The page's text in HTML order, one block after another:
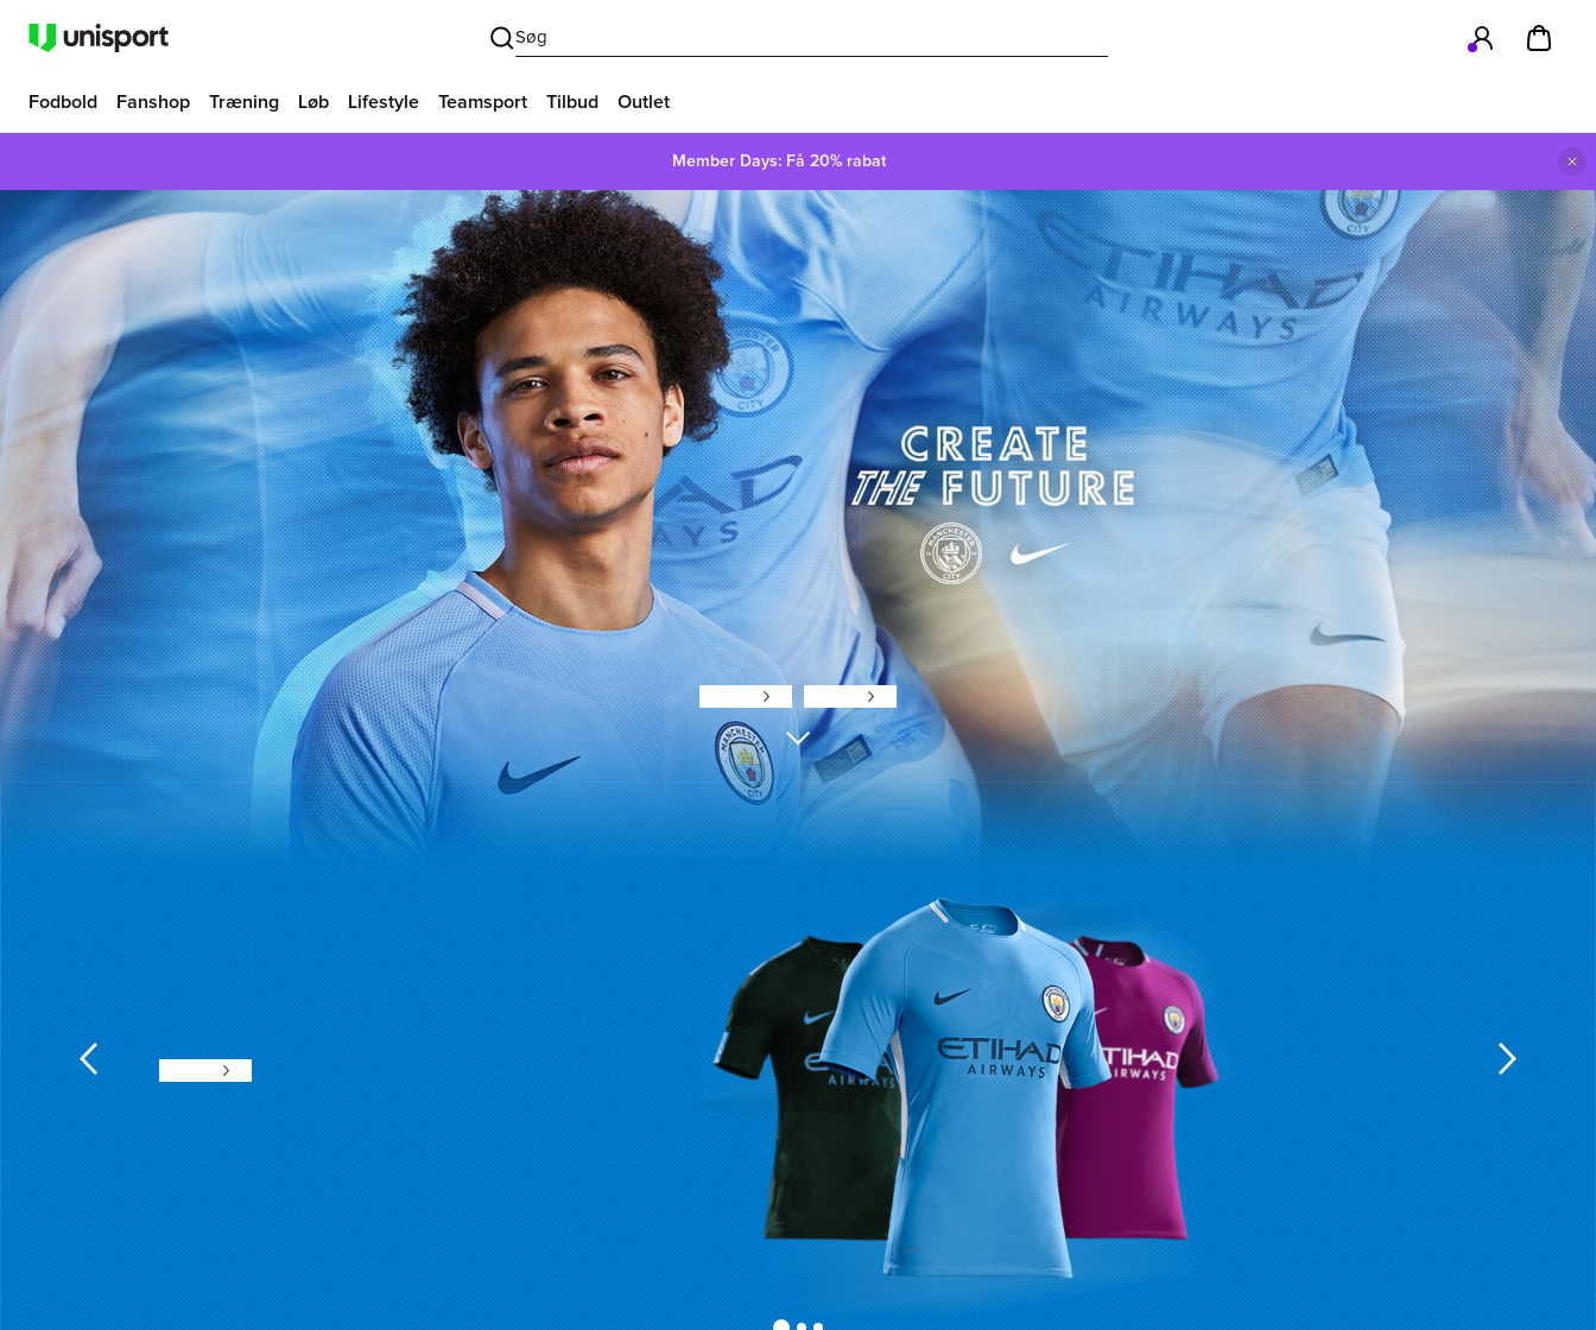
Søg
Fodbold Fanshop Træning Løb Lifestyle Teamsport Tilbud Outlet
Member Days: Få 20% rabat